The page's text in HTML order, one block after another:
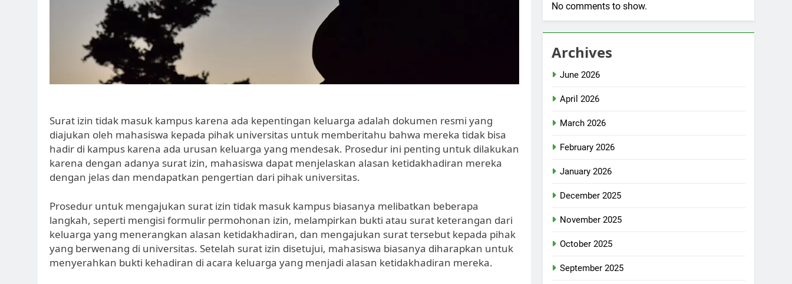
Surat izin tidak masuk kampus karena ada kepentingan keluarga adalah dokumen resmi yang
diajukan oleh mahasiswa kepada pihak universitas untuk memberitahu bahwa mereka tidak bisa
hadir di kampus karena ada urusan keluarga yang mendesak. Prosedur ini penting untuk dilakukan
karena dengan adanya surat izin, mahasiswa dapat menjelaskan alasan ketidakhadiran mereka
dengan jelas dan mendapatkan pengertian dari pihak universitas.
Prosedur untuk mengajukan surat izin tidak masuk kampus biasanya melibatkan beberapa
langkah, seperti mengisi formulir permohonan izin, melampirkan bukti atau surat keterangan dari
keluarga yang menerangkan alasan ketidakhadiran, dan mengajukan surat tersebut kepada pihak
yang berwenang di universitas. Setelah surat izin disetujui, mahasiswa biasanya diharapkan untuk
menyerahkan bukti kehadiran di acara keluarga yang menjadi alasan ketidakhadiran mereka.
No comments to show.
Archives
June 2026
April 2026
March 2026
February 2026
January 2026
December 2025
November 2025
October 2025
September 2025